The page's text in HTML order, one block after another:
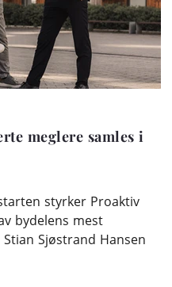
meglere samles i
styrker Proaktiv
bydelens mest
Sjøstrand Hansen